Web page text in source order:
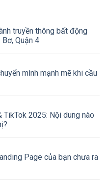
truyền thông bất động
Quận 4
mình mạnh mẽ khi cầu
TikTok 2025: Nội dung nào
Page của bạn chưa ra